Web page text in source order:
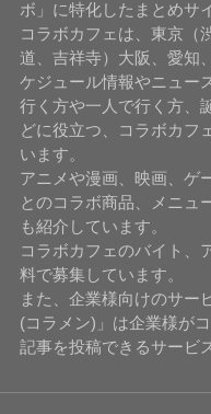
ボ」に特化したまとめサ
コラボカフェは、東京（
道、吉祥寺）大阪、愛知
ケジュール情報やニュー
行く方や一人で行く方、
どに役立つ、コラボカフ
います。
アニメや漫画、映画、ゲ
とのコラボ商品、メニュ
も紹介しています。
コラボカフェのバイト、
料で募集しています。
また、企業様向けのサー
(コラメン)」は企業様が
記事を投稿できるサービ